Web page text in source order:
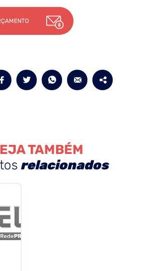
TAMBÉM
relacionados